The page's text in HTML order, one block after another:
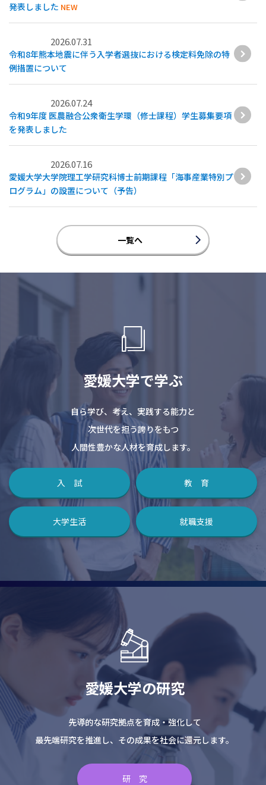
愛媛大学で学ぶ
自ら学び、考え、実践する能力と
次世代を担う誇りをもつ
人間性豊かな人材を育成します。
入 試 教 育
大学生活 就職支援
一覧へ
発表しました NEW
2026.07.31
令和8年熊本地震に伴う入学者選抜における検定料免除の特
例措置について
2026.07.24
令和9年度 医農融合公衆衛生学環（修士課程）学生募集要項
を発表しました
2026.07.16
愛媛大学大学院理工学研究科博士前期課程「海事産業特別プ
ログラム」の設置について（予告）
愛媛大学の研究
先導的な研究拠点を育成・強化して
最先端研究を推進し、その成果を社会に還元します。
研 究